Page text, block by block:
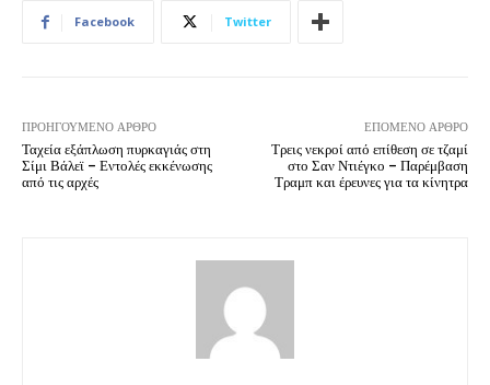
Facebook Twitter
ΠΡΟΗΓΟΎΜΕΝΟ ΆΡΘΡΟ
Ταχεία εξάπλωση πυρκαγιάς στη
Σίμι Βάλεϊ – Εντολές εκκένωσης
από τις αρχές
ΕΠΌΜΕΝΟ ΆΡΘΡΟ
Τρεις νεκροί από επίθεση σε τζαμί
στο Σαν Ντιέγκο – Παρέμβαση
Τραμπ και έρευνες για τα κίνητρα